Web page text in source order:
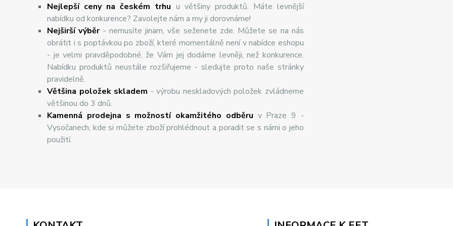
Nejlepší ceny na českém trhu u většiny produktů. Máte levnější
nabídku od konkurence? Zavolejte nám a my ji dorovnáme!
Nejširšívýběr- nemusíte jinam, vše seženete zde. Můžete se na nás
obrátit i s poptávkou po zboží, které momentálně není v nabídce eshopu
- je velmi pravděpodobné, že Vám jej dodáme levněji, než konkurence.
Nabídku produktů neustále rozšiřujeme - sledujte proto naše stránky
pravidelně.
Většina položek skladem - výrobu neskladových položek zvládneme
většinou do 3 dnů.
Kamenná prodejna s možností okamžitého odběru v Praze 9 -
Vysočanech, kde si můžete zboží prohlédnout a poradit se s námi o jeho
použití.